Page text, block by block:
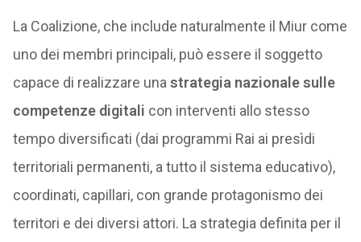
La Coalizione, che include naturalmente il Miur come
uno dei membri principali, può essere il soggetto
capace di realizzare una strategia nazionale sulle
competenze digitali con interventi allo stesso
tempo diversificati (dai programmi Rai ai presìdi
territoriali permanenti, a tutto il sistema educativo),
coordinati, capillari, con grande protagonismo dei
territori e dei diversi attori. La strategia definita per il